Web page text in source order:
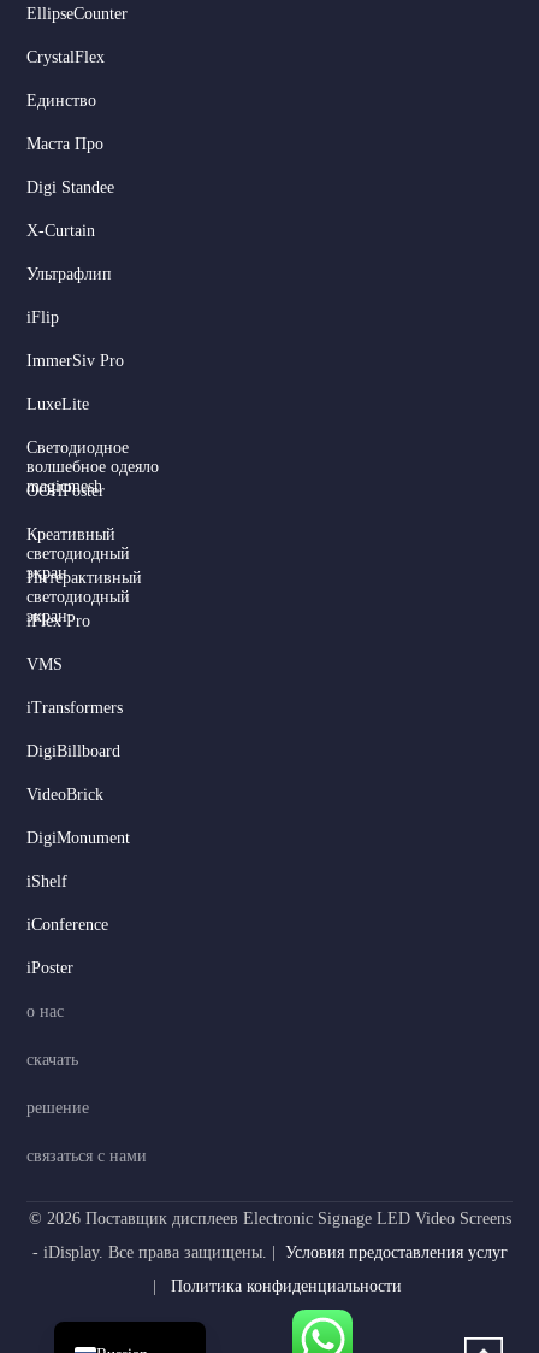
EllipseCounter
CrystalFlex
Единство
Маста Про
Digi Standee
X-Curtain
Ультрафлип
iFlip
ImmerSiv Pro
LuxeLite
Светодиодное
волшебное одеяло
magicmesh
OOHPoster
Креативный
светодиодный
экран
Интерактивный
светодиодный
экран
iFlex Pro
VMS
iTransformers
DigiBillboard
VideoBrick
DigiMonument
iShelf
iConference
iPoster
о нас
скачать
решение
связаться с нами
© 2026 Поставщик дисплеев Electronic Signage LED Video Screens
- iDisplay. Все права защищены. | Условия предоставления услуг
Политика конфиденциальности
Spanish